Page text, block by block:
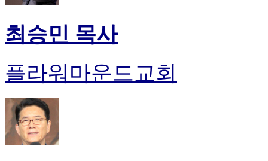
최승민 목사
플라워마운드교회